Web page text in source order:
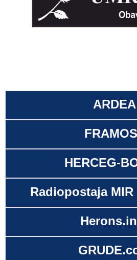
ARDEA
HERCEG-
Radiopostaja